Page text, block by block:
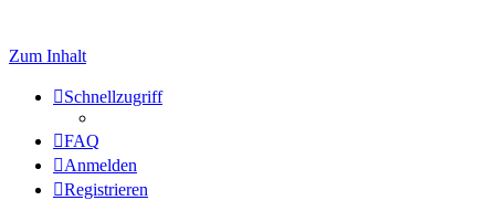
Zum Inhalt
Schnellzugriff
FAQ
Anmelden
Registrieren